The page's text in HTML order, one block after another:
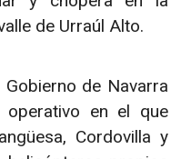
de Urraúl Alto.
de Navarra
operativo en el que
Cordovilla y